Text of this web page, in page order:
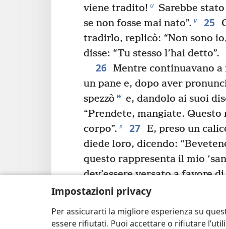
Impostazioni privacy
Per assicurarti la migliore esperienza su
essere rifiutati. Puoi accettare o rifiutare
viene tradito! u Sarebbe
se non fosse mai nato”. v 25
tradirlo, replicò: “Non sono
disse: “Tu stesso l’hai detto”.
26 Mentre continuavano a
un pane e, dopo aver
spezzò w e, dandolo ai suoi
“Prendete, mangiate.
corpo”. x 27 E, preso un
diede loro, dicendo:
questo rappresenta il mio
dev’essere versato a favore
dei peccati.
29
vino nuovo con voi nel Regno